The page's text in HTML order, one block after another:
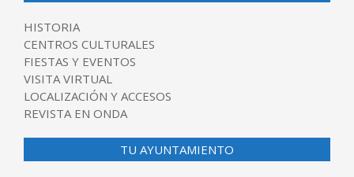
HISTORIA
CENTROS CULTURALES
FIESTAS Y EVENTOS
VISITA VIRTUAL
LOCALIZACIÓN Y ACCESOS
REVISTA EN ONDA
TU AYUNTAMIENTO